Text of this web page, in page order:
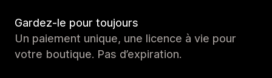
Gardez-le pour toujours
Un paiement unique, une licence à vie pour
votre boutique. Pas d’expiration.